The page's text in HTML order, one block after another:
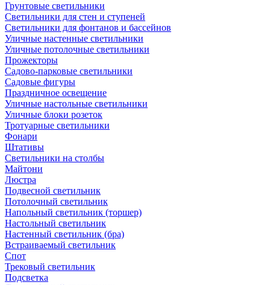
Грунтовые светильники
Светильники для стен и ступеней
Светильники для фонтанов и бассейнов
Уличные настенные светильники
Уличные потолочные светильники
Прожекторы
Садово-парковые светильники
Садовые фигуры
Праздничное освещение
Уличные настольные светильники
Уличные блоки розеток
Тротуарные светильники
Фонари
Штативы
Светильники на столбы
Майтони
Люстра
Подвесной светильник
Потолочный светильник
Напольный светильник (торшер)
Настольный светильник
Настенный светильник (бра)
Встраиваемый светильник
Спот
Трековый светильник
Подсветка